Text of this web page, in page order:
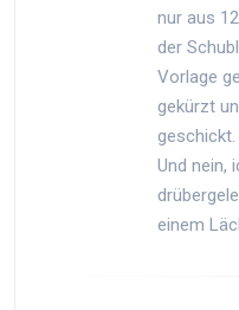
nur aus
der
Vorlage
gekürzt
geschickt.
Und nein,
einem